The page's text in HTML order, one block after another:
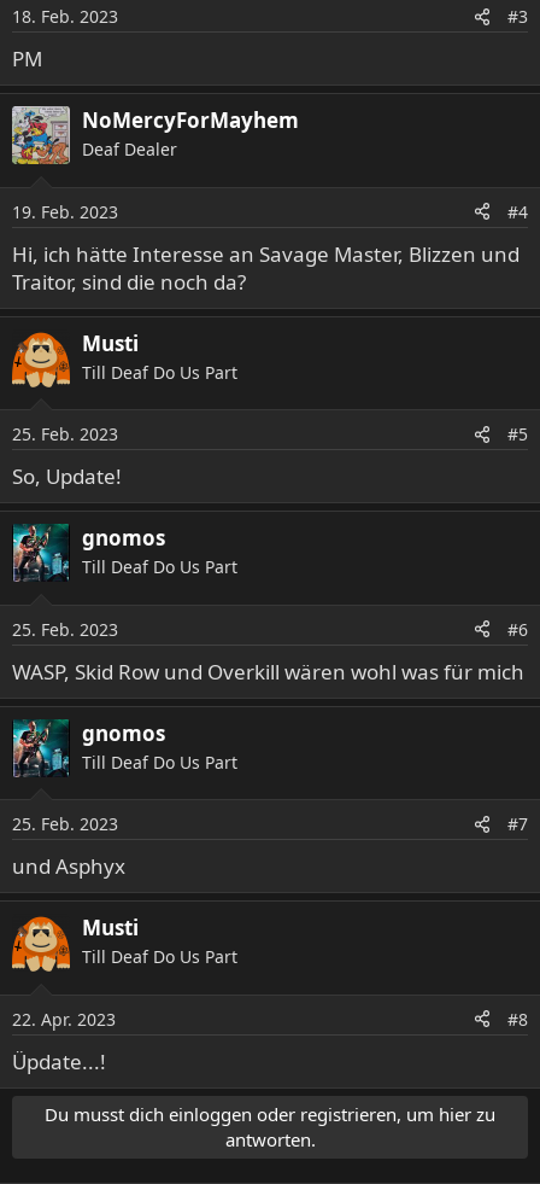
18. Feb. 2023 #3
PM
NoMercyForMayhem
Deaf Dealer
19. Feb. 2023 #4
Hi, ich hätte Interesse an Savage Master, Blizzen und
Traitor, sind die noch da?
Musti
Till Deaf Do Us Part
25. Feb. 2023 #5
So, Update!
gnomos
Till Deaf Do Us Part
25. Feb. 2023 #6
WASP, Skid Row und Overkill wären wohl was für mich
gnomos
Till Deaf Do Us Part
25. Feb. 2023 #7
und Asphyx
Musti
Till Deaf Do Us Part
22. Apr. 2023 #8
Üpdate...!
Du musst dich einloggen oder registrieren, um hier zu
antworten.